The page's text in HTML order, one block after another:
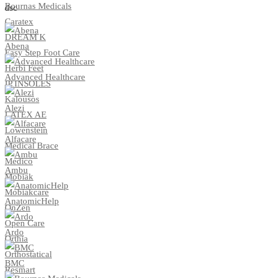
Bournas Medicals
Caratex
DREAM K
Easy Step Foot Care
Herbi Feet
IP INSOLES
Kalousos
LATEX AE
Lowenstein
Medical Brace
Medico
Mobiak
Mobiakcare
OnZen
Open Care
Orthia
Orthostatical
Resmart
dsc
Abena
Advanced Healthcare
Alezi
Alfacare
Ambu
AnatomicHelp
Ardo
BMC